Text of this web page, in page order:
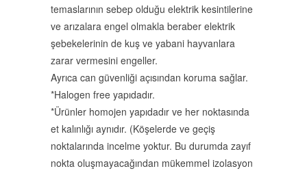
temaslarının sebep olduğu elektrik kesintilerine
ve arızalara engel olmakla beraber elektrik
şebekelerinin de kuş ve yabani hayvanlara
zarar vermesini engeller.
Ayrıca can güvenliği açısından koruma sağlar.
*Halogen free yapıdadır.
*Ürünler homojen yapıdadır ve her noktasında
et kalınlığı aynıdır. (Köşelerde ve geçiş
noktalarında incelme yoktur. Bu durumda zayıf
nokta oluşmayacağından mükemmel izolasyon